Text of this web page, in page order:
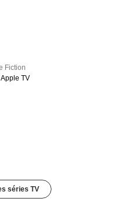
Fiction
TV
séries TV